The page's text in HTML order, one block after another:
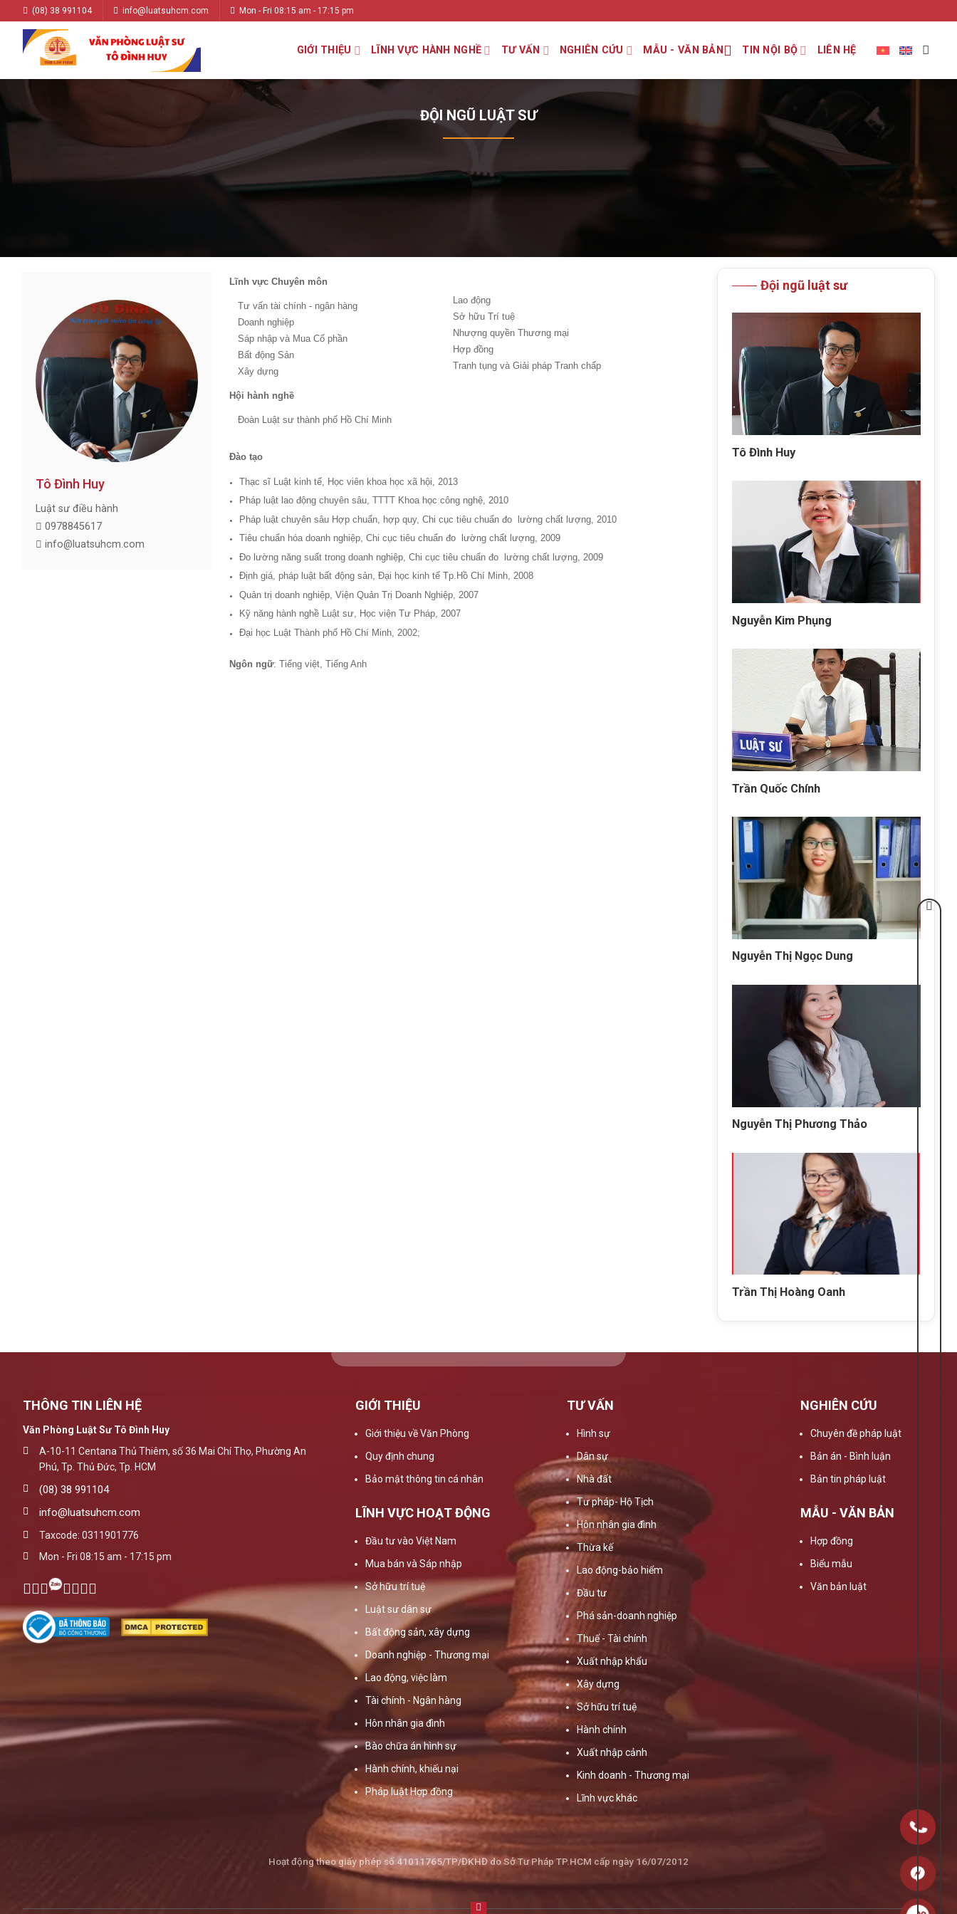
(08) 38 991104 info@luatsuhcm.com Mon - Fri 08:15 am - 17:15 pm
GIỚI THIỆU LĨNH VỰC HÀNH NGHỀ TƯ VẤN NGHIÊN CỨU MẪU - VĂN BẢN TIN NỘI BỘ LIÊN HỆ
ĐỘI NGŨ LUẬT SƯ
Tô Đình Huy
Luật sư điều hành
0978845617
info@luatsuhcm.com
Lĩnh vực Chuyên môn
Tư vấn tài chính - ngân hàng
Doanh nghiệp
Sáp nhập và Mua Cổ phần
Bất động Sản
Xây dựng
Lao động
Sở hữu Trí tuệ
Nhượng quyền Thương mại
Hợp đồng
Tranh tụng và Giải pháp Tranh chấp
Hội hành nghề
Đoàn Luật sư thành phố Hồ Chí Minh
Đào tạo
Thạc sĩ Luật kinh tế, Học viên khoa học xã hội, 2013
Pháp luật lao động chuyên sâu, TTTT Khoa học công nghệ, 2010
Pháp luật chuyên sâu Hợp chuẩn, hợp quy, Chi cục tiêu chuẩn đo lường chất lượng, 2010
Tiêu chuẩn hóa doanh nghiệp,Chi cục tiêu chuẩn đo lường chất lượng, 2009
Đo lường năng suất trong doanh nghiệp,Chi cục tiêu chuẩn đo lường chất lượng, 2009
Định giá, pháp luật bất động sản, Đại học kinh tế Tp.Hồ Chí Minh, 2008
Quản trị doanh nghiệp, Viện Quản Trị Doanh Nghiệp, 2007
Kỹ năng hành nghề Luật sư, Học viện Tư Pháp, 2007
Đại học Luật Thành phố Hồ Chí Minh, 2002;
Ngôn ngữ: Tiếng việt, Tiếng Anh
Đội ngũ luật sư
Tô Đình Huy
Nguyễn Kim Phụng
Trần Quốc Chính
Nguyễn Thị Ngọc Dung
Nguyễn Thị Phương Thảo
Trần Thị Hoàng Oanh
THÔNG TIN LIÊN HỆ
Văn Phòng Luật Sư Tô Đình Huy
A-10-11 Centana Thủ Thiêm, số 36 Mai Chí Thọ, Phường An
Phú, Tp. Thủ Đức, Tp. HCM
(08) 38 991104
info@luatsuhcm.com
Taxcode: 0311901776
Mon - Fri 08:15 am - 17:15 pm
GIỚI THIỆU
Giới thiệu về Văn Phòng
Quy định chung
Bảo mật thông tin cá nhân
LĨNH VỰC HOẠT ĐỘNG
Đầu tư vào Việt Nam
Mua bán và Sáp nhập
Sở hữu trí tuệ
Luật sư dân sự
Bất động sản, xây dựng
Doanh nghiệp - Thương mại
Lao động, việc làm
Tài chính - Ngân hàng
Hôn nhân gia đình
Bào chữa án hình sự
Hành chính, khiếu nại
Pháp luật Hợp đồng
TƯ VẤN
Hình sự
Dân sự
Nhà đất
Tư pháp- Hộ Tịch
Hôn nhân gia đình
Thừa kế
Lao động-bảo hiểm
Đầu tư
Phá sản-doanh nghiệp
Thuế - Tài chính
Xuất nhập khẩu
Xây dựng
Sở hữu trí tuệ
Hành chính
Xuất nhập cảnh
Kinh doanh - Thương mại
Lĩnh vực khác
NGHIÊN CỨU
Chuyên đề pháp luật
Bản án - Bình luận
Bản tin pháp luật
MẪU - VĂN BẢN
Hợp đồng
Biểu mẫu
Văn bản luật
Hoạt động theo giấy phép số 41011765/TP/ĐKHĐ do Sở Tư Pháp TP.HCM cấp ngày 16/07/2012